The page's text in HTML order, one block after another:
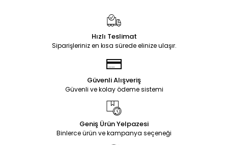
Hızlı Teslimat
Siparişleriniz en kısa sürede elinize ulaşır.
Güvenli Alışveriş
Güvenli ve kolay ödeme sistemi
Geniş Ürün Yelpazesi
Binlerce ürün ve kampanya seçeneği